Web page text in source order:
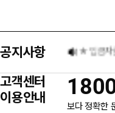
공지사항 6월 3일
★입금자
고객센터
이용안내
보다 정확한